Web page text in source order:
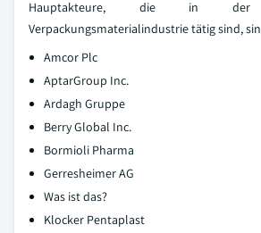
Hauptakteure, die in der
Verpackungsmaterialindustrie tätig sind,
Amcor Plc
AptarGroup Inc.
Ardagh Gruppe
Berry Global Inc.
Bormioli Pharma
Gerresheimer AG
Was ist das?
Klocker Pentaplast